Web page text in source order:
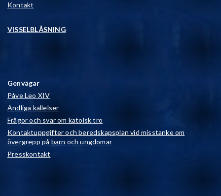
Kontakt
VISSELBLÅSNING
Genvägar
Påve Leo XIV
Andliga kallelser
Frågor och svar om katolsk tro
Kontaktuppgifter och beredskapsplan vid misstanke om
övergrepp på barn och ungdomar
Presskontakt